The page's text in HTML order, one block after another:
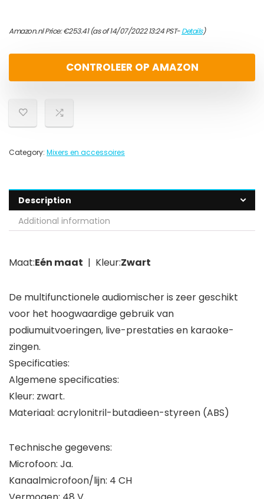
Amazon.nl Price:€253.41(as of 14/07/2022 13:24 PST-Details)
CONTROLEER OP AMAZON
Category: Mixers en accessoires
Description
Additional information
Maat:Eén maat | Kleur:Zwart
De multifunctionele audiomischer is zeer geschikt
voor het hoogwaardige gebruik van
podiumuitvoeringen, live-prestaties en karaoke-
zingen.
Specificaties:
Algemene specificaties:
Kleur: zwart.
Materiaal: acrylonitril-butadieen-styreen (ABS)
Technische gegevens:
Microfoon: Ja.
Kanaalmicrofoon/lijn: 4 CH